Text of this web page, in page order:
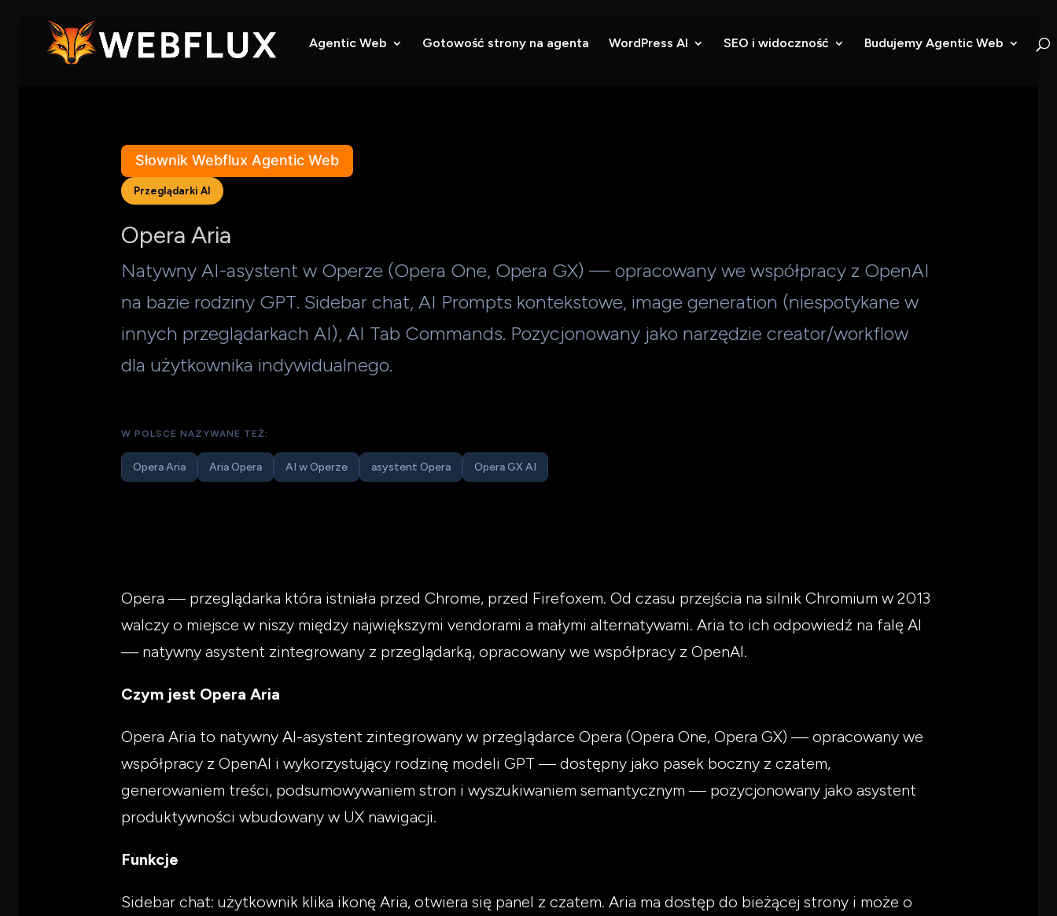
Agentic Web Gotowość strony na agenta WordPress AI SEO i widoczność Budujemy Agentic Web
Słownik Webflux Agentic Web
Przeglądarki AI
Opera Aria
Natywny AI-asystent w Operze (Opera One, Opera GX) — opracowany we współpracy z OpenAI
na bazie rodziny GPT. Sidebar chat, AI Prompts kontekstowe, image generation (niespotykane w
innych przeglądarkach AI), AI Tab Commands. Pozycjonowany jako narzędzie creator/workflow
dla użytkownika indywidualnego.
W POLSCE NAZYWANE TEŻ:
Opera Aria Aria Opera AI w Operze asystent Opera Opera GX AI
Opera — przeglądarka która istniała przed Chrome, przed Firefoxem. Od czasu przejścia na silnik Chromium w 2013
walczy o miejsce w niszy między największymi vendorami a małymi alternatywami. Aria to ich odpowiedź na falę AI
— natywny asystent zintegrowany z przeglądarką, opracowany we współpracy z OpenAI.
Czym jest Opera Aria
Opera Aria to natywny AI-asystent zintegrowany w przeglądarce Opera (Opera One, Opera GX) — opracowany we
współpracy z OpenAI i wykorzystujący rodzinę modeli GPT — dostępny jako pasek boczny z czatem,
generowaniem treści, podsumowywaniem stron i wyszukiwaniem semantycznym — pozycjonowany jako asystent
produktywności wbudowany w UX nawigacji.
Funkcje
Sidebar chat: użytkownik klika ikonę Aria, otwiera się panel z czatem. Aria ma dostęp do bieżącej strony i może o